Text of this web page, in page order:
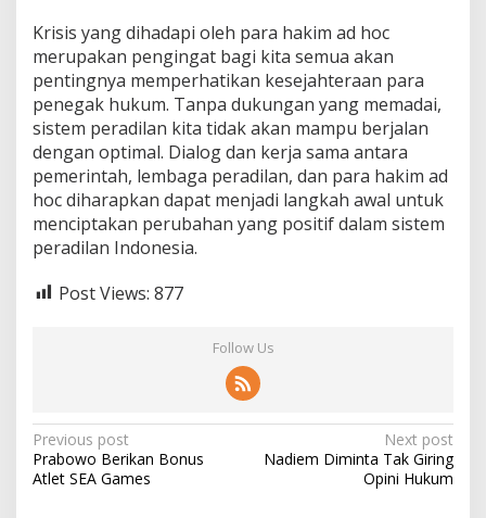
Krisis yang dihadapi oleh para hakim ad hoc
merupakan pengingat bagi kita semua akan
pentingnya memperhatikan kesejahteraan para
penegak hukum. Tanpa dukungan yang memadai,
sistem peradilan kita tidak akan mampu berjalan
dengan optimal. Dialog dan kerja sama antara
pemerintah, lembaga peradilan, dan para hakim ad
hoc diharapkan dapat menjadi langkah awal untuk
menciptakan perubahan yang positif dalam sistem
peradilan Indonesia.
Post Views: 877
Follow Us
Post
navigation
Previous post
Prabowo Berikan Bonus
Atlet SEA Games
Next post
Nadiem Diminta Tak Giring
Opini Hukum